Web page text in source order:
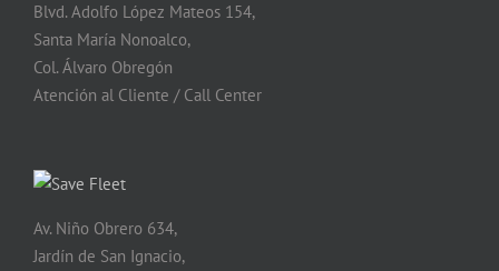
Blvd. Adolfo López Mateos 154,
Santa María Nonoalco,
Col. Álvaro Obregón
Atención al Cliente / Call Center
Av. Niño Obrero 634,
Jardín de San Ignacio,